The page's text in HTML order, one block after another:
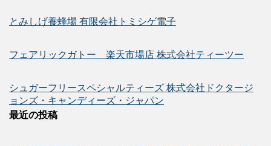
とみしげ養蜂場 有限会社トミシゲ電子
フェアリックガトー 楽天市場店 株式会社ティーツー
シュガーフリースペシャルティーズ 株式会社ドクタージ
ョンズ・キャンディーズ・ジャパン
最近の投稿